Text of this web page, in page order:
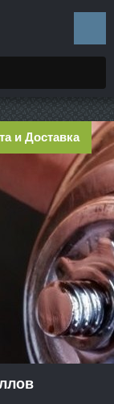
и Доставка